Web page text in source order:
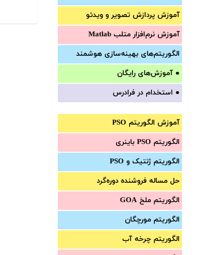
آموزش‌ پردازش تصویر و ویدئو
آموزش‌ نرم‌افزار متلب Matlab
الگوریتم‌های بهینه‌سازی هوشمند
● آموزش‌های رایگان
● استخدام در فرادرس
آموزش الگوریتم PSO
الگوریتم PSO باینری
الگوریتم ژنتیک و PSO
حل مساله فروشنده دوره‌گرد
الگوریتم ملخ GOA
الگوریتم مورچگان
الگوریتم چرخه آب